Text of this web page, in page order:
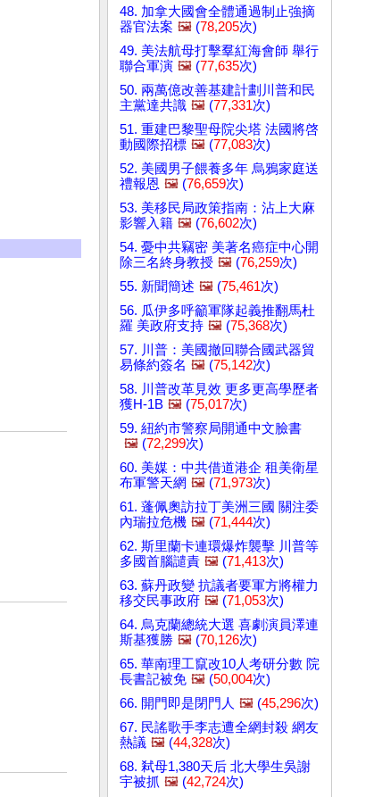
48. 加拿大國會全體通過制止強摘
器官法案 🖼️ (78,205次)
49. 美法航母打擊羣紅海會師 舉行
聯合軍演 🖼️ (77,635次)
50. 兩萬億改善基建計劃川普和民
主黨達共識 🖼️ (77,331次)
51. 重建巴黎聖母院尖塔 法國將啓
動國際招標 🖼️ (77,083次)
52. 美國男子餵養多年 烏鴉家庭送
禮報恩 🖼️ (76,659次)
53. 美移民局政策指南：沾上大麻
影響入籍 🖼️ (76,602次)
54. 憂中共竊密 美著名癌症中心開
除三名終身教授 🖼️ (76,259次)
55. 新聞簡述 🖼️ (75,461次)
56. 瓜伊多呼籲軍隊起義推翻馬杜
羅 美政府支持 🖼️ (75,368次)
57. 川普：美國撤回聯合國武器貿
易條約簽名 🖼️ (75,142次)
58. 川普改革見效 更多更高學歷者
獲H-1B 🖼️ (75,017次)
59. 紐約市警察局開通中文臉書
🖼️ (72,299次)
60. 美媒：中共借道港企 租美衛星
布軍警天網 🖼️ (71,973次)
61. 蓬佩奧訪拉丁美洲三國 關注委
內瑞拉危機 🖼️ (71,444次)
62. 斯里蘭卡連環爆炸襲擊 川普等
多國首腦譴責 🖼️ (71,413次)
63. 蘇丹政變 抗議者要軍方將權力
移交民事政府 🖼️ (71,053次)
64. 烏克蘭總統大選 喜劇演員澤連
斯基獲勝 🖼️ (70,126次)
65. 華南理工竄改10人考研分數 院
長書記被免 🖼️ (50,004次)
66. 開門即是閉門人 🖼️ (45,296次)
67. 民謠歌手李志遭全網封殺 網友
熱議 🖼️ (44,328次)
68. 弒母1,380天后 北大學生吳謝
宇被抓 🖼️ (42,724次)